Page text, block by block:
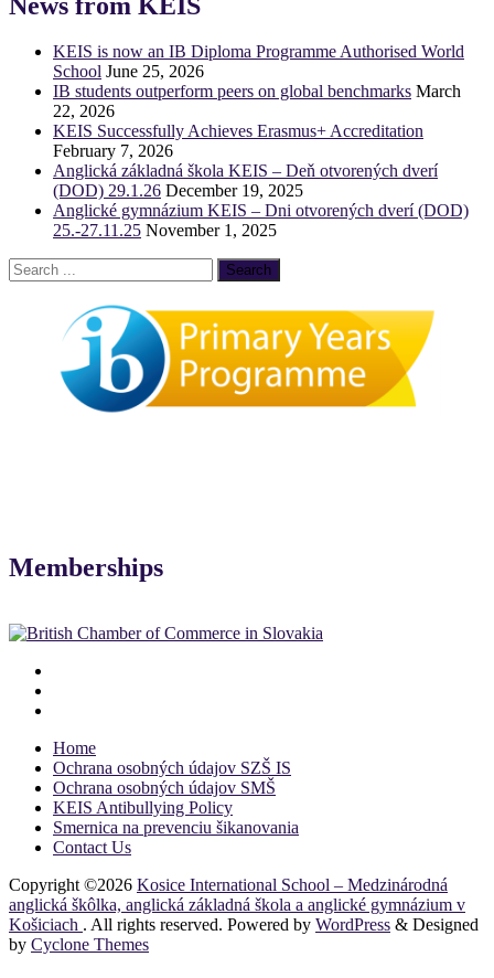
KEIS is now an IB Diploma Programme Authorised World
School June 25, 2026
IB students outperform peers on global benchmarks March
22, 2026
KEIS Successfully Achieves Erasmus+ Accreditation
February 7, 2026
Anglická základná škola KEIS – Deň otvorených dverí
(DOD) 29.1.26 December 19, 2025
Anglické gymnázium KEIS – Dni otvorených dverí (DOD)
25.-27.11.25 November 1, 2025
Memberships
Home
Ochrana osobných údajov SZŠ IS
Ochrana osobných údajov SMŠ
KEIS Antibullying Policy
Smernica na prevenciu šikanovania
Contact Us
Copyright ©2026 Kosice International School – Medzinárodná
anglická škôlka, anglická základná škola a anglické gymnázium v
Košiciach . All rights reserved. Powered by WordPress & Designed
by Cyclone Themes